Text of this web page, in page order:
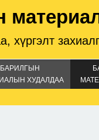
хүргэлт
БАРИЛГЫН
ХУДАЛДАА